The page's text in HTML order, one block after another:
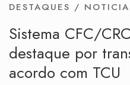
DESTAQUES /
Sistema CFC/
destaque por
acordo com TCU